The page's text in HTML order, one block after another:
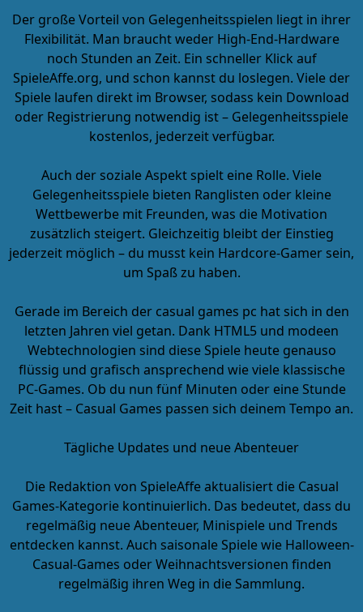
Der große Vorteil von Gelegenheitsspielen liegt in ihrer
Flexibilität. Man braucht weder High-End-Hardware
noch Stunden an Zeit. Ein schneller Klick auf
SpieleAffe.org, und schon kannst du loslegen. Viele der
Spiele laufen direkt im Browser, sodass kein Download
oder Registrierung notwendig ist – Gelegenheitsspiele
kostenlos, jederzeit verfügbar.
Auch der soziale Aspekt spielt eine Rolle. Viele
Gelegenheitsspiele bieten Ranglisten oder kleine
Wettbewerbe mit Freunden, was die Motivation
zusätzlich steigert. Gleichzeitig bleibt der Einstieg
jederzeit möglich – du musst kein Hardcore-Gamer sein,
um Spaß zu haben.
Gerade im Bereich der casual games pc hat sich in den
letzten Jahren viel getan. Dank HTML5 und modeen
Webtechnologien sind diese Spiele heute genauso
flüssig und grafisch ansprechend wie viele klassische
PC-Games. Ob du nun fünf Minuten oder eine Stunde
Zeit hast – Casual Games passen sich deinem Tempo an.
Tägliche Updates und neue Abenteuer
Die Redaktion von SpieleAffe aktualisiert die Casual
Games-Kategorie kontinuierlich. Das bedeutet, dass du
regelmäßig neue Abenteuer, Minispiele und Trends
entdecken kannst. Auch saisonale Spiele wie Halloween-
Casual-Games oder Weihnachtsversionen finden
regelmäßig ihren Weg in die Sammlung.